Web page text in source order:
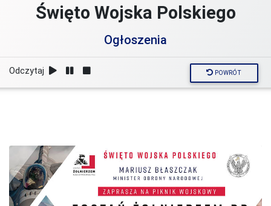
Święto Wojska Polskiego
Ogłoszenia
Odczytaj POWRÓT